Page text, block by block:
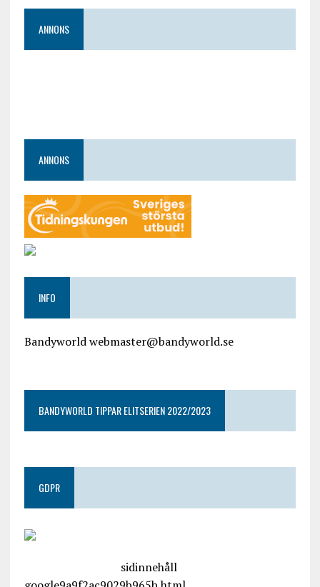
ANNONS
ANNONS
INFO
Bandyworld webmaster@bandyworld.se
BANDYWORLD TIPPAR ELITSERIEN 2022/2023
GDPR
sidinnehåll